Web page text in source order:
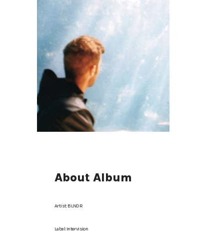
About Album
Artist:BLNDR
Label:Intervision